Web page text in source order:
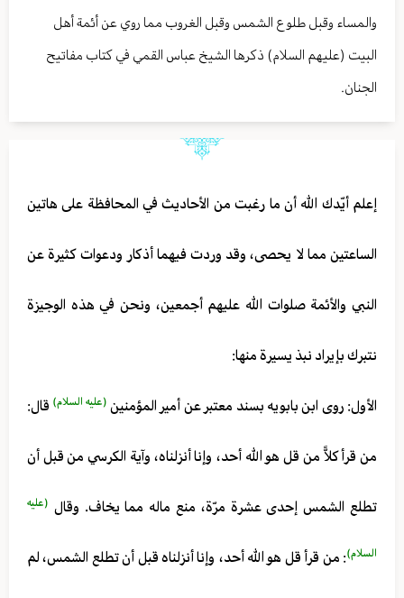
والمساء وقبل طلوع الشمس وقبل الغروب مما روي عن أئمة أهل
البيت (عليهم السلام) ذكرها الشيخ عباس القمي في كتاب مفاتيح
الجنان.
إعلم أيّدك الله أن ما رغبت من الأحاديث في المحافظة على هاتين
الساعتين مما لا يحصى، وقد وردت فيهما أذكار ودعوات كثيرة عن
النبي والأئمة صلوات الله عليهم أجمعين، ونحن في هذه الوجيزة
نتبرك بإيراد نبذ يسيرة منها:
الأول: روى ابن بابويه بسند معتبر عن أمير المؤمنين (عليه السلام) قال:
من قرأ كلاًّ من قل هو الله أحد، وإنا أنزلناه، وآية الكرسي من قبل أن
تطلع الشمس إحدى عشرة مرّة، منع ماله مما يخاف. وقال (عليه
السلام): من قرأ قل هو الله أحد، وإنا أنزلناه قبل أن تطلع الشمس، لم